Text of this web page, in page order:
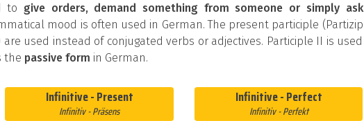
to give orders, demand something from someone or simply ask
mood is often used in German. The present participle (Partizip
used instead of conjugated verbs or adjectives. Participle II is used
the passive form in German.
Infinitive - Present
Infinitiv - Präsens
Infinitive - Perfect
Infinitiv - Perfekt